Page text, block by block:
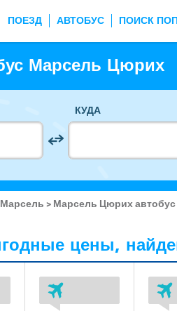
ПОЕЗД АВТОБУС ПОИСК
Марсель Цюрих
КУДА
Марсель Марсель Цюрих автобус
цены,